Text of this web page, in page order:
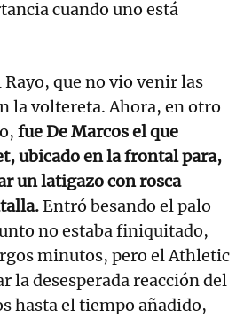
cuando uno está
que no vio venir las
la voltereta. Ahora, en otro
fue De Marcos el que
ubicado en la frontal para,
un latigazo con rosca
Entró besando el palo
no estaba finiquitado,
minutos, pero el Athletic
la desesperada reacción del
hasta el tiempo añadido,